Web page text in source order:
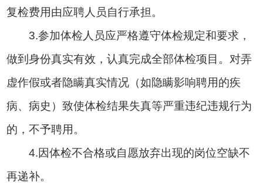
复检费用由应聘人员自行承担。
3.参加体检人员应严格遵守体检规定和要求，
做到身份真实有效，认真完成全部体检项目。对弄
虚作假或者隐瞒真实情况（如隐瞒影响聘用的疾
病、病史）致使体检结果失真等严重违纪违规行为
的，不予聘用。
4.因体检不合格或自愿放弃出现的岗位空缺不
再递补。